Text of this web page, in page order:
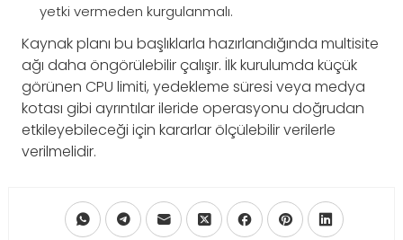
yetki vermeden kurgulanmalı.
Kaynak planı bu başlıklarla hazırlandığında multisite
ağı daha öngörülebilir çalışır. İlk kurulumda küçük
görünen CPU limiti, yedekleme süresi veya medya
kotası gibi ayrıntılar ileride operasyonu doğrudan
etkileyebileceği için kararlar ölçülebilir verilerle
verilmelidir.